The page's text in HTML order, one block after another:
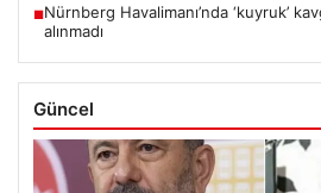
■Nürnberg Havalimanı’nda ‘kuyruk’
alınmadı
Güncel